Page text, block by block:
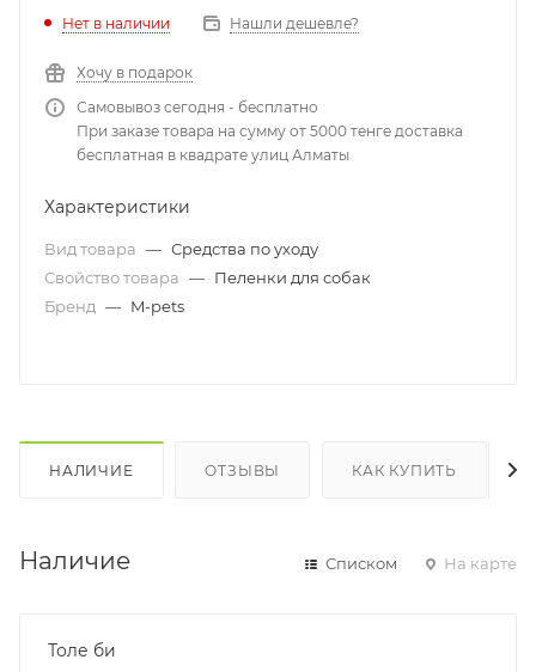
Нет в наличии Нашли дешевле?
Хочу в подарок
Самовывоз сегодня - бесплатно
При заказе товара на сумму от 5000 тенге доставка
бесплатная в квадрате улиц Алматы
Характеристики
Вид товара — Средства по уходу
Свойство товара — Пеленки для собак
Бренд — M-pets
НАЛИЧИЕ ОТЗЫВЫ КАК КУПИТЬ
Наличие Списком На карте
Толе би